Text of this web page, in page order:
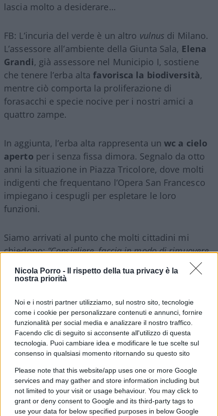
Nicola Porro -
Il rispetto della tua privacy è la
nostra priorità
Noi e i nostri partner utilizziamo, sul nostro sito, tecnologie
come i cookie per personalizzare contenuti e annunci, fornire
funzionalità per social media e analizzare il nostro traffico.
Facendo clic di seguito si acconsente all'utilizzo di questa
tecnologia. Puoi cambiare idea e modificare le tue scelte sul
consenso in qualsiasi momento ritornando su questo sito
Please note that this website/app uses one or more Google
services and may gather and store information including but
not limited to your visit or usage behaviour. You may click to
grant or deny consent to Google and its third-party tags to
use your data for below specified purposes in below Google
lascia molto a desiderare…
FB: L’incuria del verde è un altro vulnus di Milano.
L’assessore all’ambiente della Giunta Sala, Elena
Grandi, già assessore nel Municipio I, sostiene
che tenere l’erba altafavorisca la biodiversità,
mentre ciò comporta la proliferazione di
forasacchi e specie nocive per i nostri amici a
quattro zampe.
In aggiunta, l’erba alta rappresenta un wc a cielo
aperto per i senza fissa dimora. Segnalo da otto
anni la situazione in Piazza Tricolore, dove molti
indigenti che frequentano l’Opera San Francesco
impiegano i cespugli per espletare le loro
funzioni.
Siamo arrivati al punto che molti cittadini mi
chiedono:“Consigliere, faccia in modo di rimuovere
gli arbusti. Non ne possiamo più di vedere gente che
si denuda”.
Finti ambientalisti
LC: Un commento a caldo sulla vicenda Museo
della Resistenza vs glicine di Piazza Baiamonti.
Alla fine l’hanno spuntata i comitati civici e il
sindaco ha fattodietrofront.
FB: Il mio impegno e quello del centrodestra sono
stati determinati perscongiurare la rimozione